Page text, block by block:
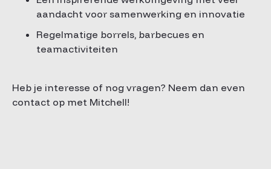
aandacht voor samenwerking en innovatie
Regelmatige borrels, barbecues en
teamactiviteiten
Heb je interesse of nog vragen? Neem dan even
contact op met Mitchell!